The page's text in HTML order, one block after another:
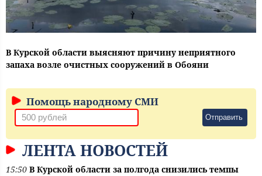
В Курской области выясняют причину неприятного
запаха возле очистных сооружений в Обояни
Помощь народному СМИ
Отправить
ЛЕНТА НОВОСТЕЙ
15:50 В Курской области за полгода снизились темпы